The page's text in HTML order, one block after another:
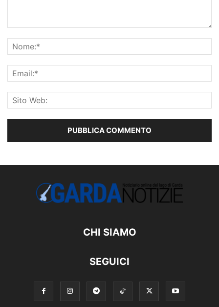
CHI SIAMO
SEGUICI